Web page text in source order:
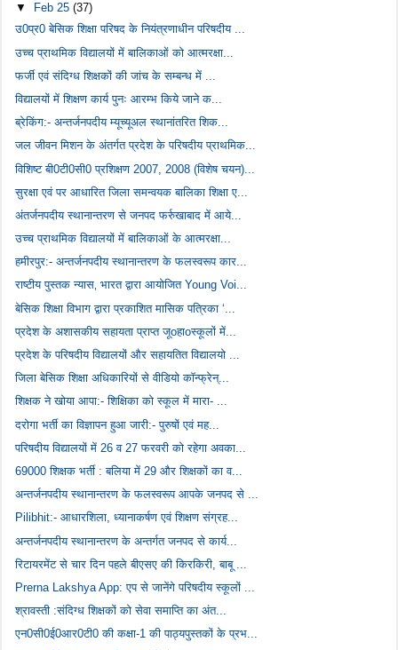
▼
Feb 25(37)
उ0प्र0 बेसिक शिक्षा परिषद के नियंत्रणाधीन परिषदीय ...
उच्च प्राथमिक विद्यालयों में बालिकाओं को आत्मरक्षा...
फर्जी एवं संदिग्ध शिक्षकों की जांच के सम्बन्ध में ...
विद्यालयों में शिक्षण कार्य पुनः आरम्भ किये जाने क...
ब्रेकिंग:- अन्तर्जनपदीय म्यूच्यूअल स्थानांतरित शिक...
जल जीवन मिशन के अंतर्गत प्रदेश के परिषदीय प्राथमिक...
विशिष्ट बी0टी0सी0 प्रशिक्षण 2007, 2008 (विशेष चयन)...
सुरक्षा एवं पर आधारित जिला समन्वयक बालिका शिक्षा ए...
अंतर्जनपदीय स्थानान्तरण से जनपद फर्रुखाबाद में आये...
उच्च प्राथमिक विद्यालयों में बालिकाओं के आत्मरक्षा...
हमीरपुर:- अन्तर्जनपदीय स्थानान्तरण के फलस्वरूप कार...
राष्टीय पुस्तक न्यास‚ भारत द्वारा आयोजित Young Voi...
बेसिक शिक्षा विभाग द्वारा प्रकाशित मासिक पत्रिका ‘...
प्रदेश के अशासकीय सहायता प्राप्त जूoहाoस्कूलों में...
प्रदेश के परिषदीय विद्यालयों और सहायतित विद्यालयो ...
जिला बेसिक शिक्षा अधिकारियों से वीडियो काॅन्फ्रेन्...
शिक्षक ने खोया आपा:- शिक्षिका को स्कूल में मारा- ...
दरोगा भर्ती का विज्ञापन हुआ जारी:- पुरुषों एवं मह...
परिषदीय विद्यालयों में 26 व 27 फरवरी को रहेगा अवका...
69000 शिक्षक भर्ती : बलिया में 29 और शिक्षकों का व...
अन्तर्जनपदीय स्थानान्तरण के फलस्वरूप आपके जनपद से ...
Pilibhit:- आधारशिला, ध्यानाकर्षण एवं शिक्षण संग्रह...
अन्तर्जनपदीय स्थानान्तरण के अन्तर्गत जनपद से कार्य...
रिटायरमेंट से चार दिन पहले बीएसए की किरकिरी, बाबू ...
Prerna Lakshya App: एप से जानेंगे परिषदीय स्कूलों ...
श्रावस्ती :संदिग्ध शिक्षकों को सेवा समाप्ति का अंत...
एन0सी0ई0आर0टी0 की कक्षा-1 की पाठ्यपुस्तकों के प्रभ...